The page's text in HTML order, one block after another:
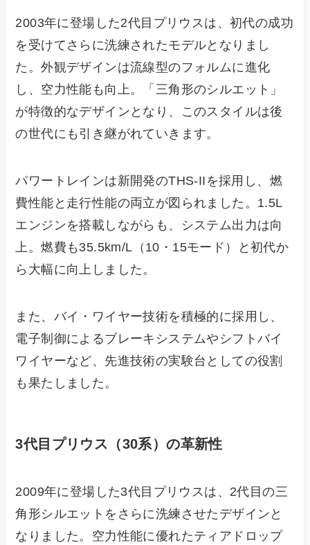
2003年に登場した2代目プリウスは、初代の成功
を受けてさらに洗練されたモデルとなりまし
た。外観デザインは流線型のフォルムに進化
し、空力性能も向上。「三角形のシルエット」
が特徴的なデザインとなり、このスタイルは後
の世代にも引き継がれていきます。
パワートレインは新開発のTHS-IIを採用し、燃
費性能と走行性能の両立が図られました。1.5L
エンジンを搭載しながらも、システム出力は向
上。燃費も35.5km/L（10・15モード）と初代か
ら大幅に向上しました。
また、バイ・ワイヤー技術を積極的に採用し、
電子制御によるブレーキシステムやシフトバイ
ワイヤーなど、先進技術の実験台としての役割
も果たしました。
3代目プリウス（30系）の革新性
2009年に登場した3代目プリウスは、2代目の三
角形シルエットをさらに洗練させたデザインと
なりました。空力性能に優れたティアドロップ